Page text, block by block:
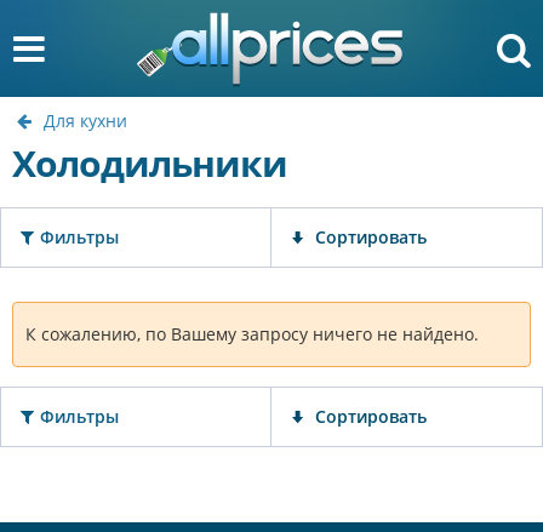
Для кухни
Холодильники
Фильтры Сортировать
К сожалению, по Вашему запросу ничего не найдено.
Фильтры Сортировать